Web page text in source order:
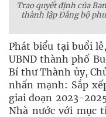
Trao quyết định của
thành lập Đảng bộ
Phát biểu tại buổi
UBND thành phố
Bí thư Thành ủy,
nhấn mạnh: Sắp
giai đoạn 2023-
Nhà nước với mục